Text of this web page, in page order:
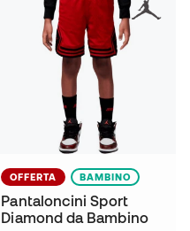
OFFERTA BAMBINO
Pantaloncini Sport
Diamond da Bambino